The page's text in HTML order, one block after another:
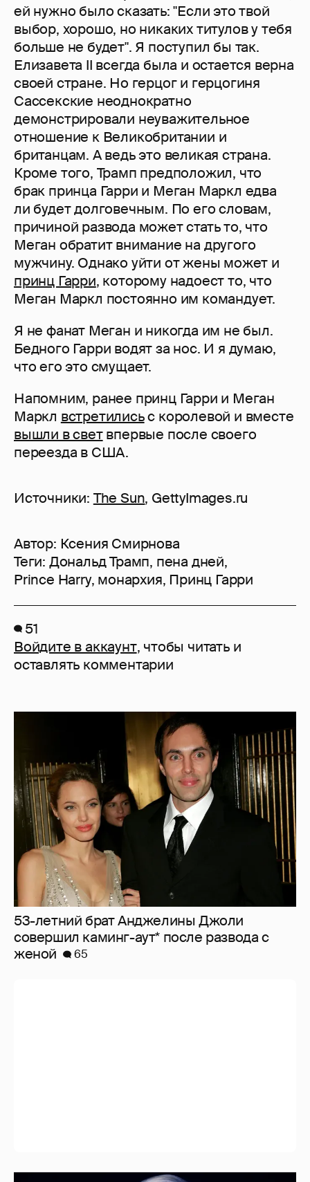
ей нужно было сказать: "Если это твой
выбор, хорошо, но никаких титулов у тебя
больше не будет". Я поступил бы так.
Елизавета II всегда была и остается верна
своей стране. Но герцог и герцогиня
Сассекские неоднократно
демонстрировали неуважительное
отношение к Великобритании и
британцам. А ведь это великая страна.
Кроме того, Трамп предположил, что
брак принца Гарри и Меган Маркл едва
ли будет долговечным. По его словам,
причиной развода может стать то, что
Меган обратит внимание на другого
мужчину. Однако уйти от жены может и
принц Гарри, которому надоест то, что
Меган Маркл постоянно им командует.
Я не фанат Меган и никогда им не был.
Бедного Гарри водят за нос. И я думаю,
что его это смущает.
Напомним, ранее принц Гарри и Меган
Маркл встретилисьс королевой и вместе
вышли в светвпервые после своего
переезда в США.
Источники: The Sun, GettyImages.ru
Автор: Ксения Смирнова
Теги: Дональд Трамп, пена дней,
Prince Harry, монархия, Принц Гарри
51
Войдите в аккаунт, чтобы читать и
оставлять комментарии
53-летний брат Анджелины Джоли
совершил каминг-аут* после развода с
женой
65